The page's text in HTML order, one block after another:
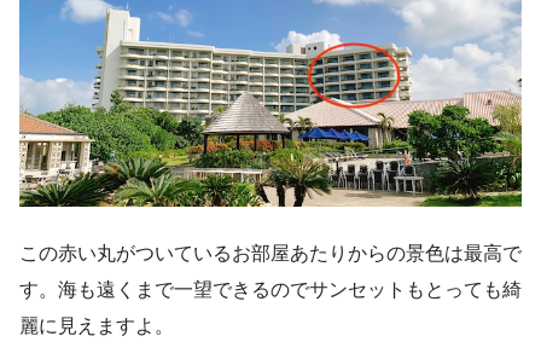
この赤い丸がついているお部屋あたりからの景色は最高で
す。海も遠くまで一望できるのでサンセットもとっても綺
麗に見えますよ。